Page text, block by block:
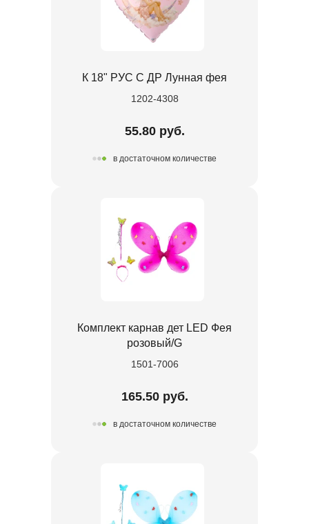
К 18" РУС С ДР Лунная фея
1202-4308
55.80 руб.
в достаточном количестве
Комплект карнав дет LED Фея
розовый/G
1501-7006
165.50 руб.
в достаточном количестве